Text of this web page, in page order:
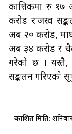
कात्तिकमा रु १७
करोड राजस्व
अर्ब २० करोड,
अर्ब ३४ करोड र
गरेको छ । यस्तै,
सङ्कलन गरिएको
प्रकाशित मिति: